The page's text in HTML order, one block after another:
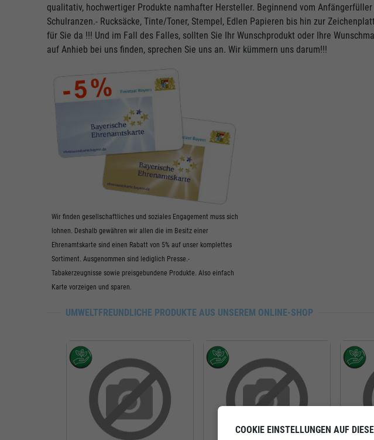
qualitativ, hochwertiger Produkte namhafter Hersteller. Beginnend vom
Schulranzen.- Rucksäcke, Tinte/Toner, Stempel, Edlen Papieren bis hin zur
für Sie da !!! Und im Fall des Falles, sollten Sie Ihr Wunschprodukt oder Ihre
auf Anhieb bei uns finden, sprechen Sie uns an. Wir kümmern uns darum!!!
Wir finden gesellschaftliches und soziales Engagement muss sich
lohnen. Deshalb gewähren wir allen die im Besitz einer
Ehrenamtskarte sind einen Rabatt von 5% auf unser komplettes
Sortiment. Ausgenommen sind lediglich Presse.-
Tabakerzeugnisse sowie preisgebundene Produkte. Also einfach
Karte vorzeigen und sparen.
UMWELTFREUNDLICHE PRODUKTE AUS UNSEREM ONLINE-SHOP
COOKIE EINSTELLUNGEN AUF